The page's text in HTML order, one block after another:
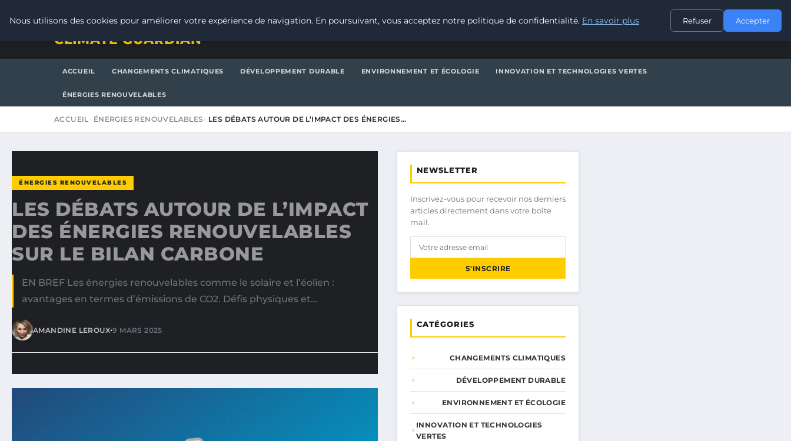
CONTACT
CLIMATE GUARDIAN
ACCUEIL CHANGEMENTS CLIMATIQUES DÉVELOPPEMENT DURABLE ENVIRONNEMENT ET ÉCOLOGIE INNOVATION ET TECHNOLOGIES VERTES
ÉNERGIES RENOUVELABLES
ACCUEIL ÉNERGIES RENOUVELABLES LES DÉBATS AUTOUR DE L’IMPACT DES ÉNERGIES…
ÉNERGIES RENOUVELABLES
LES DÉBATS AUTOUR DE L’IMPACT
DES ÉNERGIES RENOUVELABLES
SUR LE BILAN CARBONE
EN BREF Les énergies renouvelables comme le solaire et l’éolien :
avantages en termes d’émissions de CO2. Défis physiques et…
AMANDINE LEROUX•9 MARS 2025
NEWSLETTER
Inscrivez-vous pour recevoir nos derniers
articles directement dans votre boîte
mail.
S'INSCRIRE
CATÉGORIES
CHANGEMENTS CLIMATIQUES
DÉVELOPPEMENT DURABLE
ENVIRONNEMENT ET ÉCOLOGIE
INNOVATION ET TECHNOLOGIES
VERTES
Nous utilisons des cookies pour améliorer votre expérience de navigation. En poursuivant, vous acceptez notre politique de confidentialité. En savoir plus Refuser Accepter